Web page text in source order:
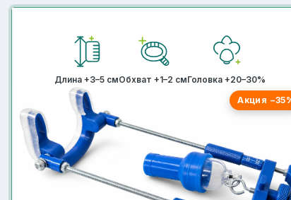
Длина +3–5 смОбхват +1–2 смГоловка +20–30%
Акция